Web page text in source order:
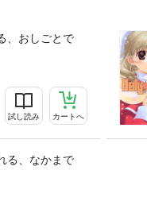
おしごとで
試し読み カートへ
、なかまで